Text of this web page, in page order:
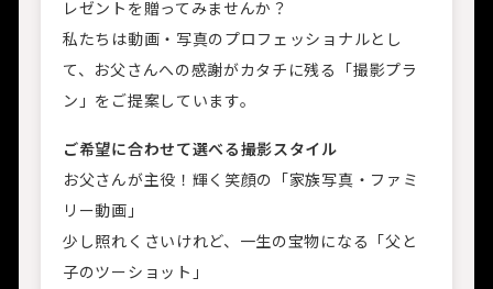
レゼントを贈ってみませんか？
私たちは動画・写真のプロフェッショナルとし
て、お父さんへの感謝がカタチに残る「撮影プラ
ン」をご提案しています。
ご希望に合わせて選べる撮影スタイル
お父さんが主役！輝く笑顔の「家族写真・ファミ
リー動画」
少し照れくさいけれど、一生の宝物になる「父と
子のツーショット」